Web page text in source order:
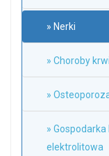
» Nerki
» Choroby
»
»
elektrolitowa